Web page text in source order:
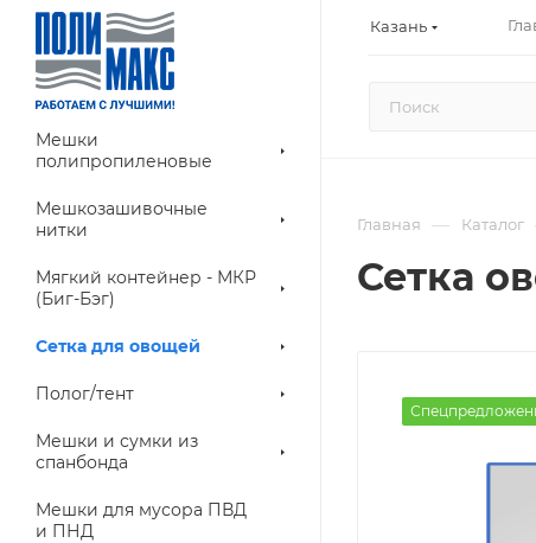
Казань
Мешки
полипропиленовые
Мешкозашивочные
нитки
Мягкий контейнер - МКР
(Биг-Бэг)
Сетка для овощей
Полог/тент
Мешки и сумки из
спанбонда
Мешки для мусора ПВД
и ПНД
Главная — Каталог
Сетка